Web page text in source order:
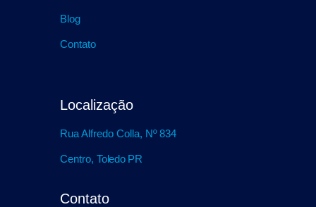
Blog
Contato
Localização
Rua Alfredo Colla, Nº 834
Centro, Toledo PR
Contato